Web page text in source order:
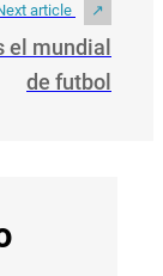
article
el mundial
de futbol